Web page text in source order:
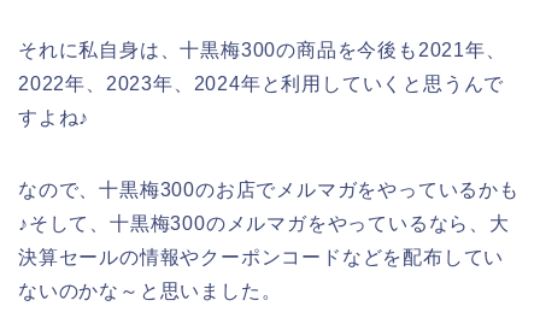
それに私自身は、十黒梅300の商品を今後も2021年、
2022年、2023年、2024年と利用していくと思うんで
すよね♪
なので、十黒梅300のお店でメルマガをやっているかも
♪そして、十黒梅300のメルマガをやっているなら、大
決算セールの情報やクーポンコードなどを配布してい
ないのかな～と思いました。